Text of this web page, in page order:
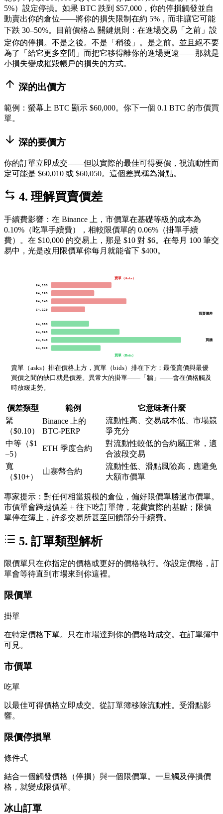
5%）設定停損。如果 BTC 跌到 $57,000，你的停損觸發並自
動賣出你的倉位——將你的損失限制在約 5%，而非讓它可能
下跌 30–50%。
目前價格⚠️ 關鍵規則：在進場交易「之前」設
定你的停損。不是之後。不是「稍後」。是之前。並且絕不要
為了「給它更多空間」而把它移得離你的進場更遠——那就是
小損失變成摧毀帳戶的損失的方式。
深的出價方
範例：螢幕上 BTC 顯示 $60,000。你下一個 0.1 BTC 的市價買
單。
深的要價方
你的訂單立即成交——但以實際的最佳可得要價，視流動性而
定可能是 $60,010 或 $60,050。這個差異稱為滑點。
4. 理解買賣價差
手續費影響：在 Binance 上，市價單在基礎等級的成本為
0.10%（吃單手續費），相較限價單的 0.06%（掛單手續
費）。在 $10,000 的交易上，那是 $10 對 $6。在每月 100 筆交
易中，光是改用限價單你每月就能省下 $400。
64,180
64,160
64,140
64,120
64,080
64,060
64,040
64,020
賣單（Asks）
買單（Bids）
買賣價差
買牆
賣單（asks）排在價格上方，買單（bids）排在下方；最優賣價與最優
買價之間的缺口就是價差。異常大的掛單——「牆」——會在價格觸及
時放緩走勢。
價差類型 範例
它意味著什麼
緊
（$0.10）
Binance 上的
BTC-PERP
流動性高、交易成本低、市場競
爭充分
中等（$1
–5）
ETH 季度合約
對流動性較低的合約屬正常，適
合波段交易
寬
（$10+）
山寨幣合約
流動性低、滑點風險高，應避免
大額市價單
專家提示：對任何相當規模的倉位，偏好限價單勝過市價單。
市價單會跨越價差 + 往下吃訂單簿，花費實際的基點；限價
單停在簿上，許多交易所甚至回饋部分手續費。
5. 訂單類型解析
限價單只在你指定的價格或更好的價格執行。你設定價格，訂
單會等待直到市場來到你這裡。
限價單
掛單
在特定價格下單。只在市場達到你的價格時成交。在訂單簿中
可見。
市價單
吃單
以最佳可得價格立即成交。從訂單簿移除流動性。受滑點影
響。
限價停損單
條件式
結合一個觸發價格（停損）與一個限價單。一旦觸及停損價
格，就變成限價單。
冰山訂單